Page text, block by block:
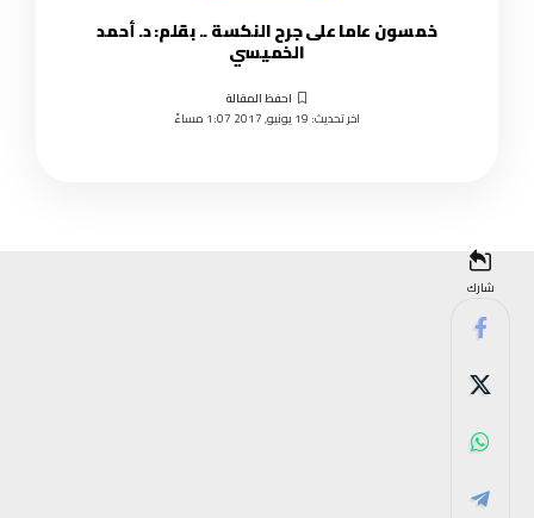
خمسون عاما على جرح النكسة .. بقلم: د. أحمد
الخميسي
اخر تحديث: 19 يونيو, 2017 1:07 مساءً
شارك